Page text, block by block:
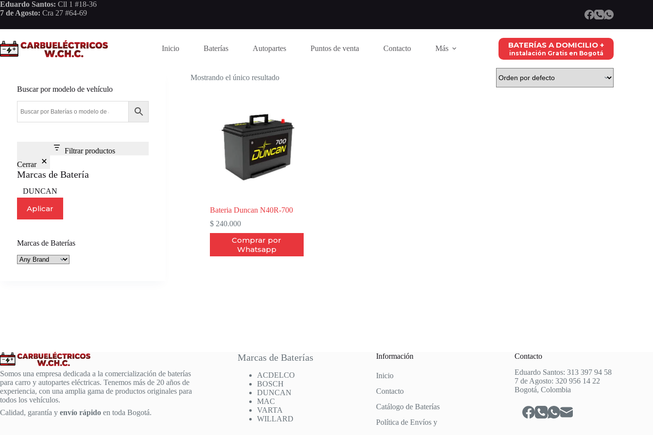
Saltar
al
Eduardo Santos: Cll 1 #18-36
7 de Agosto: Cra 27 #64-69
Inicio Baterías Autopartes Puntos de venta Contacto Más BATERÍAS A DOMICILIO +
instalación Gratis en Bogotá
Mostrando el único resultado
Bateria Duncan N40R-700
$240.000
Comprar por
Whatsapp
Buscar por modelo de vehículo
Filtrar productos
Cerrar
Marcas de Batería
Marca
DUNCAN
Aplicar
Marcas de Baterías
Somos una empresa dedicada a la comercialización de baterías
para carro y autopartes eléctricas. Tenemos más de 20 años de
experiencia, con una amplia gama de productos originales para
todos los vehículos.
Calidad, garantía y envío rápido en toda Bogotá.
Marcas de Baterías
ACDELCO
BOSCH
DUNCAN
MAC
VARTA
WILLARD
Información
Inicio
Contacto
Catálogo de Baterías
Política de Envíos y
Contacto
Eduardo Santos: 313 397 94 58
7 de Agosto: 320 956 14 22
Bogotá, Colombia